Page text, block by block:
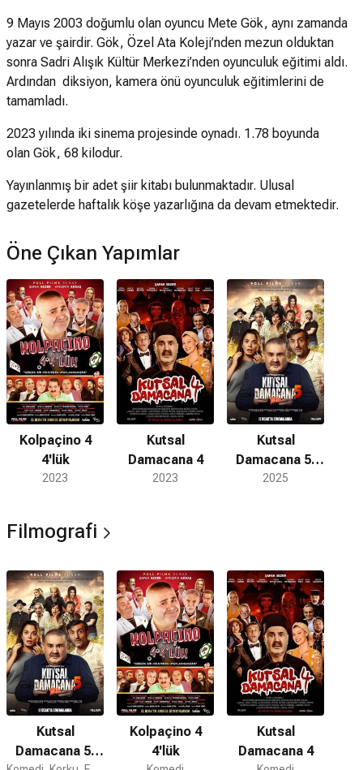
9 Mayıs 2003 doğumlu olan oyuncu Mete Gök, aynı zamanda
yazar ve şairdir. Gök, Özel Ata Koleji’nden mezun olduktan
sonra Sadri Alışık Kültür Merkezi’nden oyunculuk eğitimi aldı.
Ardından diksiyon, kamera önü oyunculuk eğitimlerini de
tamamladı.
2023 yılında iki sinema projesinde oynadı. 1.78 boyunda
olan Gök, 68 kilodur.
Yayınlanmış bir adet şiir kitabı bulunmaktadır. Ulusal
gazetelerde haftalık köşe yazarlığına da devam etmektedir.
Öne Çıkan Yapımlar
Kolpaçino 4
4'lük
2023
Kutsal
Damacana 4
2023
Kutsal
Damacana 5:
Zombi
2025
Filmografi
Kutsal
Damacana 5:
Kolpaçino 4
4'lük
Kutsal
Damacana 4